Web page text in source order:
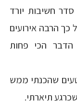
סדר חשיבות יורד
כך הרבה אירועים
הדבר הכי פחות
שהכנתי ממש
תיארתי.